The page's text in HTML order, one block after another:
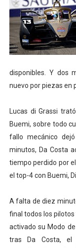
disponibles. Y dos
nuevo por piezas en
Lucas di Grassi
Buemi, sobre todo
fallo mecánico
minutos, Da Costa
tiempo perdido por
el top-4 con Buemi,
A falta de diez
final todos los pilotos
activado su Modo
tras Da Costa, el